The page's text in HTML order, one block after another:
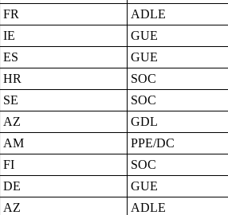
FR ADLE
IE GUE
ES GUE
HR SOC
SE SOC
AZ GDL
AM PPE/DC
FI SOC
DE GUE
AZ ADLE